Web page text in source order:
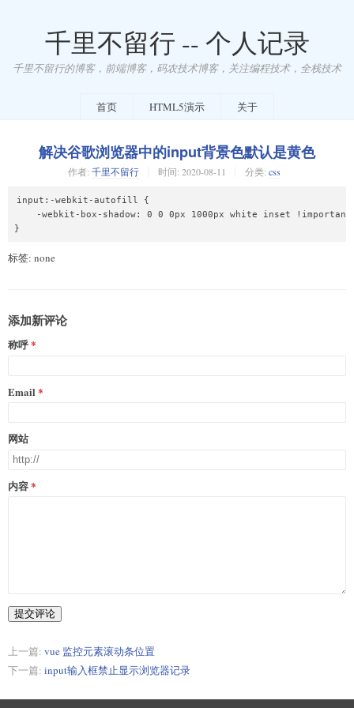
千里不留行 -- 个人记录
千里不留行的博客，前端博客，码农技术博客，关注编程技术，全栈技术
首页 HTML5演示 关于
解决谷歌浏览器中的input背景色默认是黄色
作者: 千里不留行 时间: 2020-08-11 分类: css
input:-webkit-autofill {
-webkit-box-shadow: 0 0 0px 1000px white inset
}
标签: none
添加新评论
称呼
Email
网站
内容
提交评论
上一篇: vue 监控元素滚动条位置
下一篇: input输入框禁止显示浏览器记录